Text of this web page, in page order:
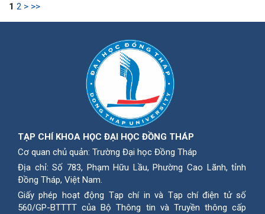
1 2 > >>
TẠP CHÍ KHOA HỌC ĐẠI HỌC ĐỒNG THÁP
Cơ quan chủ quản: Trường Đại học Đồng Tháp
Địa chỉ: Số 783, Phạm Hữu Lầu, Phường Cao Lãnh, tỉnh
Ðồng Tháp, Việt Nam.
Giấy phép hoạt động Tạp chí in và Tạp chí điện tử số
560/GP-BTTTT của Bộ Thông tin và Truyền thông cấp